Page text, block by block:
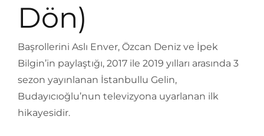
Dön)
Başrollerini Aslı Enver, Özcan Deniz ve İpek
Bilgin’in paylaştığı, 2017 ile 2019 yılları arasında 3
sezon yayınlanan İstanbullu Gelin,
Budayıcıoğlu’nun televizyona uyarlanan ilk
hikayesidir.